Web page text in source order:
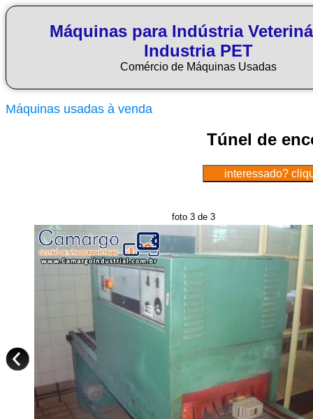
Máquinas para Indústria
Industria PET
Comércio de Máquinas Usadas
Máquinas usadas à venda
Túnel de
foto 3 de 3